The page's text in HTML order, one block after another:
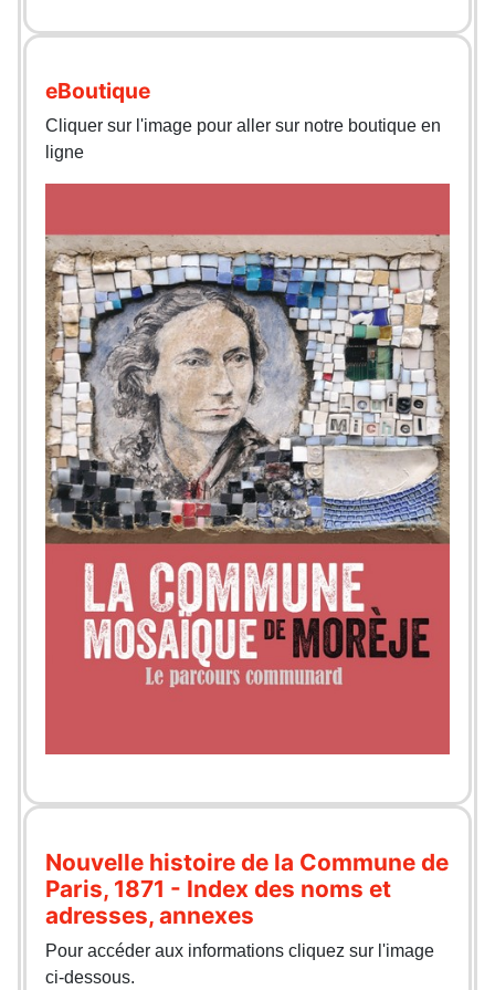
eBoutique
Cliquer sur l'image pour aller sur notre boutique en
ligne
Nouvelle histoire de la Commune de
Paris, 1871 - Index des noms et
adresses, annexes
Pour accéder aux informations cliquez sur l'image
ci-dessous.